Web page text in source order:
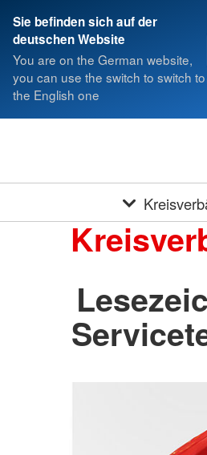
Sie befinden sich auf der
deutschen Website
You are on the German website,
you can use the switch to switch to
the English one